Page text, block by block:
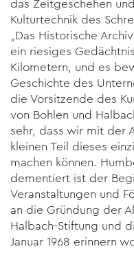
das Zeitgeschehen
Kulturtechnik des
„Das Historische
ein riesiges
Kilometern, und es
Geschichte des
die Vorsitzende des
von Bohlen und
sehr, dass wir mit der
kleinen Teil dieses
machen können.
dementiert ist der
Veranstaltungen und
an die Gründung der
Halbach-Stiftung und
Januar 1968 erinnern